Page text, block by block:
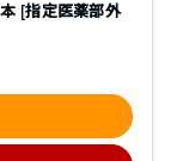
[指定医薬部外